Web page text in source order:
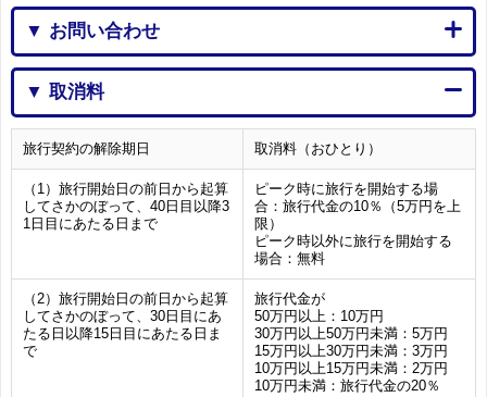
▼ お問い合わせ
▼ 取消料
旅行契約の解除期日 取消料（おひとり）
（1）旅行開始日の前日から起算
してさかのぼって、40日目以降3
1日目にあたる日まで
ピーク時に旅行を開始する場
合：旅行代金の10％（5万円を上
限）
ピーク時以外に旅行を開始する
場合：無料
（2）旅行開始日の前日から起算
してさかのぼって、30日目にあ
たる日以降15日目にあたる日ま
で
旅行代金が
50万円以上：10万円
30万円以上50万円未満：5万円
15万円以上30万円未満：3万円
10万円以上15万円未満：2万円
10万円未満：旅行代金の20％